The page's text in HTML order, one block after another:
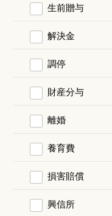
生前贈与
解決金
調停
財産分与
離婚
養育費
損害賠償
興信所